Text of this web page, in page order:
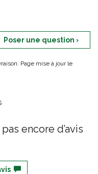
Poser une question ›
Page mise à jour le
encore d’avis